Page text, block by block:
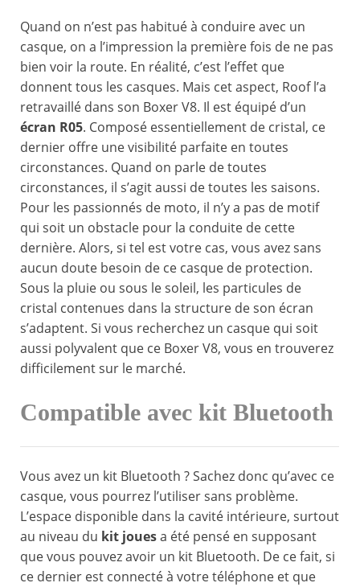
Quand on n’est pas habitué à conduire avec un
casque, on a l’impression la première fois de ne pas
bien voir la route. En réalité, c’est l’effet que
donnent tous les casques. Mais cet aspect, Roof l’a
retravaillé dans son Boxer V8. Il est équipé d’un
écran R05. Composé essentiellement de cristal, ce
dernier offre une visibilité parfaite en toutes
circonstances. Quand on parle de toutes
circonstances, il s’agit aussi de toutes les saisons.
Pour les passionnés de moto, il n’y a pas de motif
qui soit un obstacle pour la conduite de cette
dernière. Alors, si tel est votre cas, vous avez sans
aucun doute besoin de ce casque de protection.
Sous la pluie ou sous le soleil, les particules de
cristal contenues dans la structure de son écran
s’adaptent. Si vous recherchez un casque qui soit
aussi polyvalent que ce Boxer V8, vous en trouverez
difficilement sur le marché.
Compatible avec kit Bluetooth
Vous avez un kit Bluetooth ? Sachez donc qu’avec ce
casque, vous pourrez l’utiliser sans problème.
L’espace disponible dans la cavité intérieure, surtout
au niveau du kit jouesa été pensé en supposant
que vous pouvez avoir un kit Bluetooth. De ce fait, si
ce dernier est connecté à votre téléphone et que